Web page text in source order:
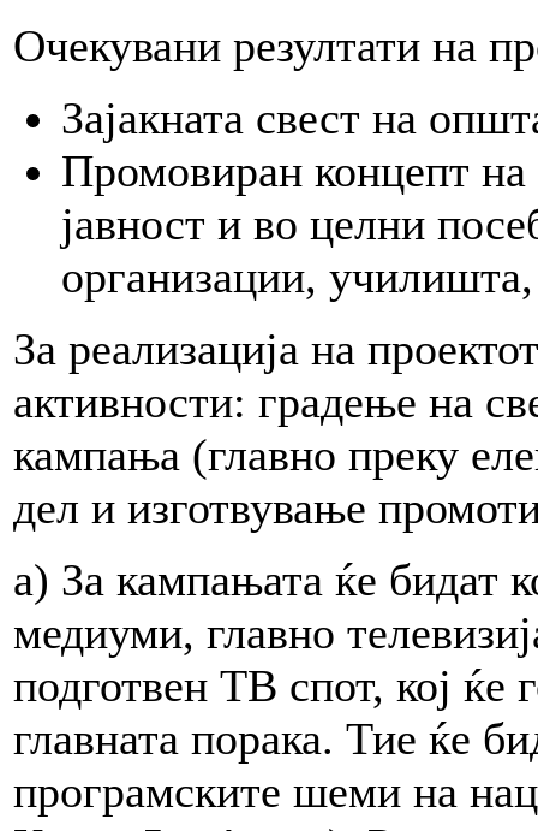
Очекувани резултати на
Зајакната свест на
Промовиран концепт
јавност и во целни
организации,
За реализација на
активности: градење на
кампања (главно преку
дел и изготвување
а) За кампањата ќе бидат
медиуми, главно
подготвен ТВ спот, кој ќе
главната порака. Тие ќе
програмските шеми на